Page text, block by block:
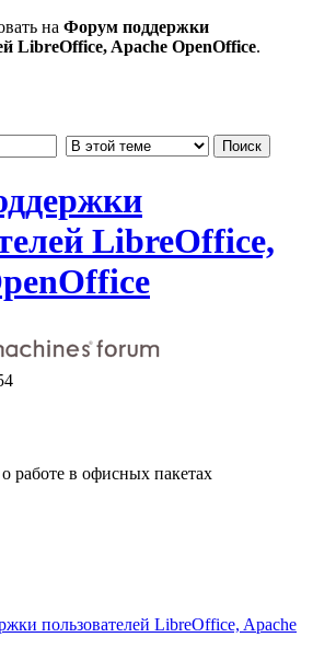
на Форум поддержки
LibreOffice, Apache OpenOffice.
LibreOffice,
о работе в офисных пакетах
пользователей LibreOffice, Apache